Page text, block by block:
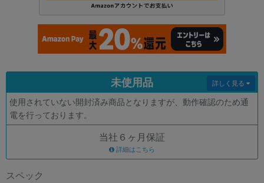
未使用品
使用されていない開封済み商品となりますが、動作確認のため通
電を行っております。
詳しく見る
当社６ヶ月保証
詳細はこちら
スペック
円 ～
年 月 から
年 月 まで
ただし機能別のみ「and検索」となります。